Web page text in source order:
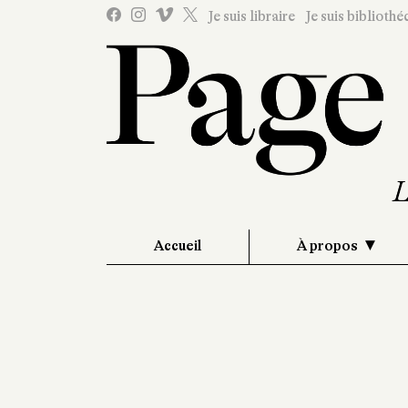
Je suis libraire Je suis
Accueil À propos